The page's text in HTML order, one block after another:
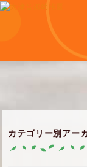
カテゴリー別アー